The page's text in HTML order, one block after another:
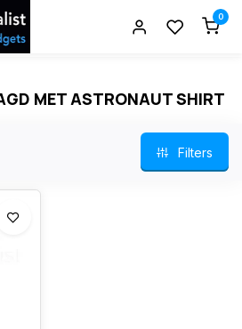
0
MET ASTRONAUT SHIRT
Filters